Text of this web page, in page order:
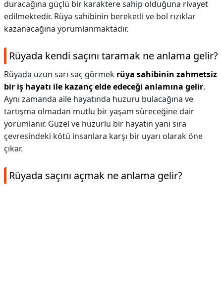
duracağına güçlü bir karaktere sahip olduğuna rivayet
edilmektedir. Rüya sahibinin bereketli ve bol rızıklar
kazanacağına yorumlanmaktadır.
Rüyada kendi saçını taramak ne anlama gelir?
Rüyada uzun sarı saç görmek rüya sahibinin zahmetsiz
bir iş hayatı ile kazanç elde edeceği anlamına gelir.
Aynı zamanda aile hayatında huzuru bulacağına ve
tartışma olmadan mutlu bir yaşam süreceğine dair
yorumlanır. Güzel ve huzurlu bir hayatın yanı sıra
çevresindeki kötü insanlara karşı bir uyarı olarak öne
çıkar.
Rüyada saçını açmak ne anlama gelir?